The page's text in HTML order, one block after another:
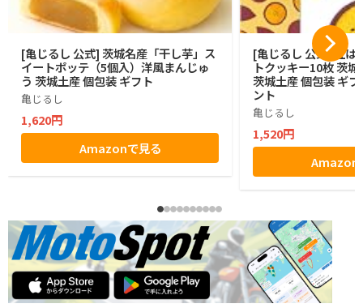
[亀じるし 公式] 茨城名産「干し芋」ス
イートポッテ（5個入）洋風まんじゅ
う 茨城土産 個包装 ギフト
亀じるし
1,620円
Amazonで見る
[亀じるし 公式] 紅は
トクッキー10枚 茨
茨城土産 個包装 ギ
ント
亀じるし
1,520円
Amazon